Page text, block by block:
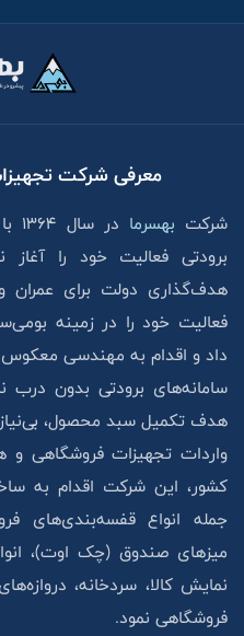
معرفی شرکت
شرکت بهسرما
برودتی فعالیت خود را
هدف‌گذاری دولت برای عمران و
فعالیت خود را در زمینه
داد و اقدام به مهندسی معکوس
سامانه‌های برودتی بدون درب
هدف تکمیل سبد محصول،
واردات تجهیزات فروشگاهی و
کشور، این شرکت اقدام به
جمله انواع قفسه‌بندی‌های
میزهای صندوق (چک اوت)،
نمایش کالا، سردخانه،
فروشگاهی نمود.